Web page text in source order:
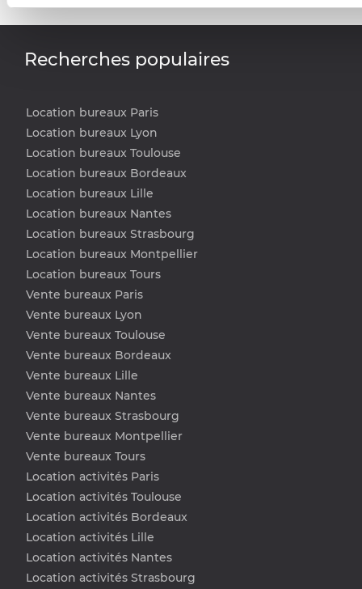
Recherches populaires
Location bureaux Paris
Location bureaux Lyon
Location bureaux Toulouse
Location bureaux Bordeaux
Location bureaux Lille
Location bureaux Nantes
Location bureaux Strasbourg
Location bureaux Montpellier
Location bureaux Tours
Vente bureaux Paris
Vente bureaux Lyon
Vente bureaux Toulouse
Vente bureaux Bordeaux
Vente bureaux Lille
Vente bureaux Nantes
Vente bureaux Strasbourg
Vente bureaux Montpellier
Vente bureaux Tours
Location activités Paris
Location activités Toulouse
Location activités Bordeaux
Location activités Lille
Location activités Nantes
Location activités Strasbourg